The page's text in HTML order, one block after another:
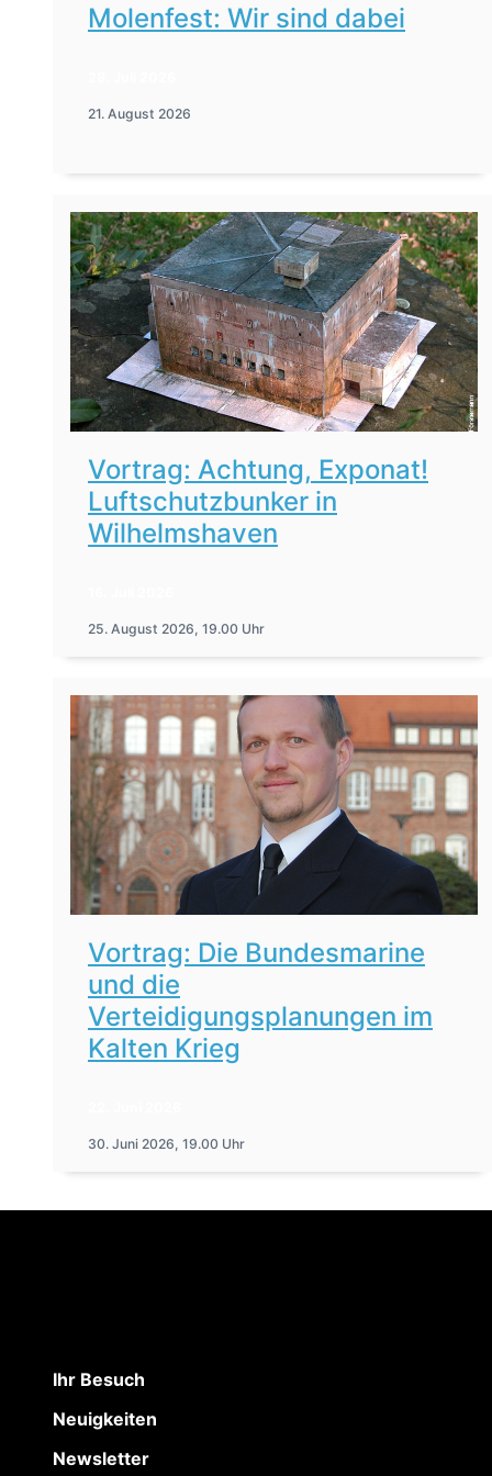
Molenfest: Wir sind dabei
21. August 2026
Vortrag: Achtung, Exponat!
Luftschutzbunker in
Wilhelmshaven
25. August 2026, 19.00 Uhr
Vortrag: Die Bundesmarine
und die
Verteidigungsplanungen im
Kalten Krieg
30. Juni 2026, 19.00 Uhr
Ihr Besuch
Neuigkeiten
Newsletter